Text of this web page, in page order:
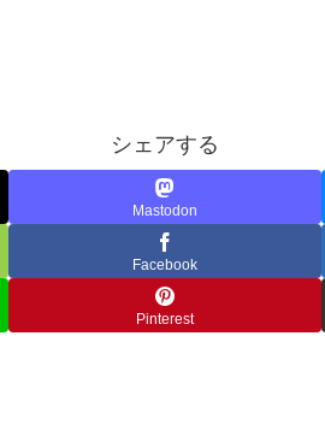
シェアする
Mastodon
Facebook
Pinterest